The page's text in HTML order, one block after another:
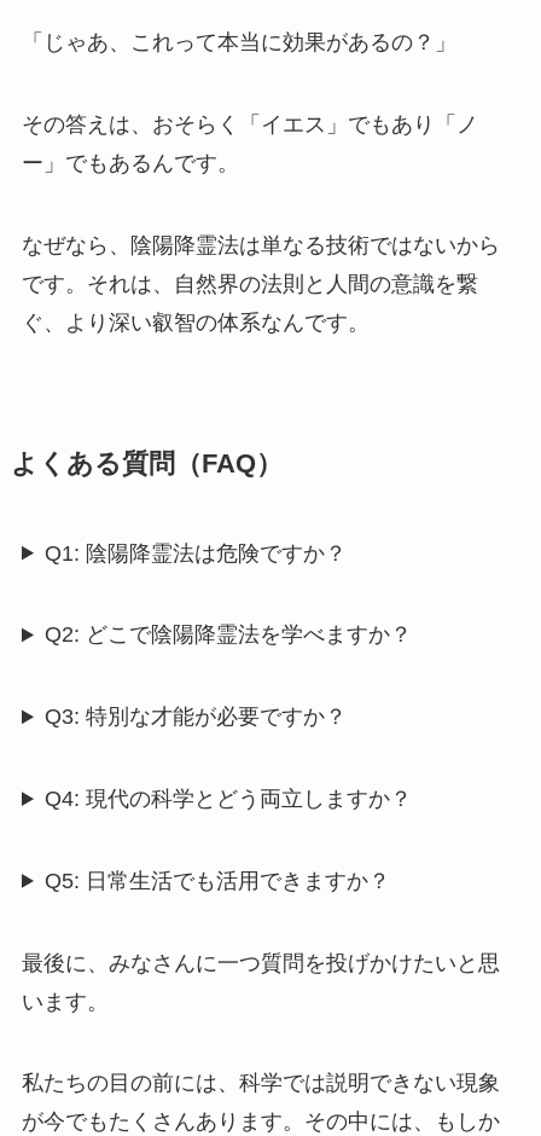
「じゃあ、これって本当に効果があるの？」
その答えは、おそらく「イエス」でもあり「ノ
ー」でもあるんです。
なぜなら、陰陽降霊法は単なる技術ではないから
です。それは、自然界の法則と人間の意識を繋
ぐ、より深い叡智の体系なんです。
よくある質問（FAQ）
Q1: 陰陽降霊法は危険ですか？
Q2: どこで陰陽降霊法を学べますか？
Q3: 特別な才能が必要ですか？
Q4: 現代の科学とどう両立しますか？
Q5: 日常生活でも活用できますか？
最後に、みなさんに一つ質問を投げかけたいと思
います。
私たちの目の前には、科学では説明できない現象
が今でもたくさんあります。その中には、もしか